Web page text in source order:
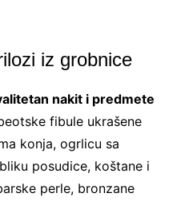
iz grobnice
nakit i predmete
fibule ukrašene
konja, ogrlicu sa
posudice, koštane i
perle, bronzane